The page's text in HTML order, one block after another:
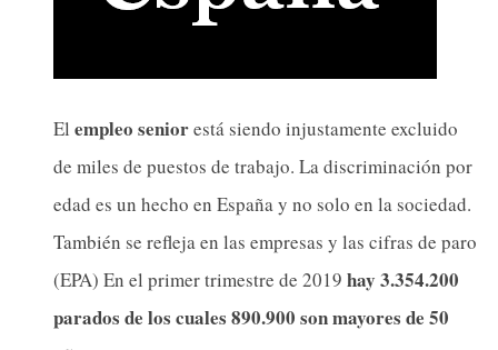
El empleo seniorestá siendo injustamente excluido
de miles de puestos de trabajo. La discriminación por
edad es un hecho en España y no solo en la sociedad.
También se refleja en las empresas y las cifras de paro
(EPA) En el primer trimestre de 2019 hay 3.354.200
parados de los cuales 890.900 son mayores de 50